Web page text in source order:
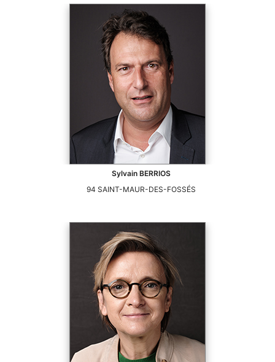
Sylvain BERRIOS
94 SAINT-MAUR-DES-FOSSÉS